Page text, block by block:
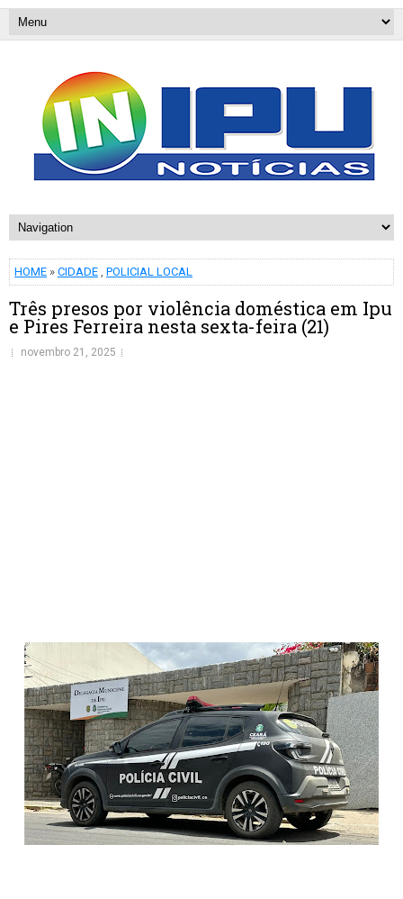
HOME » CIDADE , POLICIAL LOCAL
Três presos por violência doméstica em Ipu
e Pires Ferreira nesta sexta-feira (21)
novembro 21, 2025